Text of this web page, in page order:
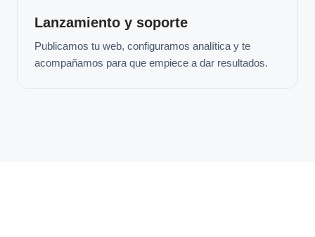
Lanzamiento y soporte
Publicamos tu web, configuramos analítica y te
acompañamos para que empiece a dar resultados.